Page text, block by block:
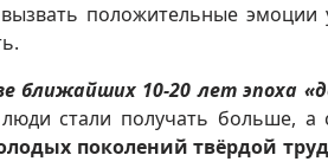
положительные эмоции
ближайших 10-20 лет эпоха
стали получать больше, а
поколений твёрдой